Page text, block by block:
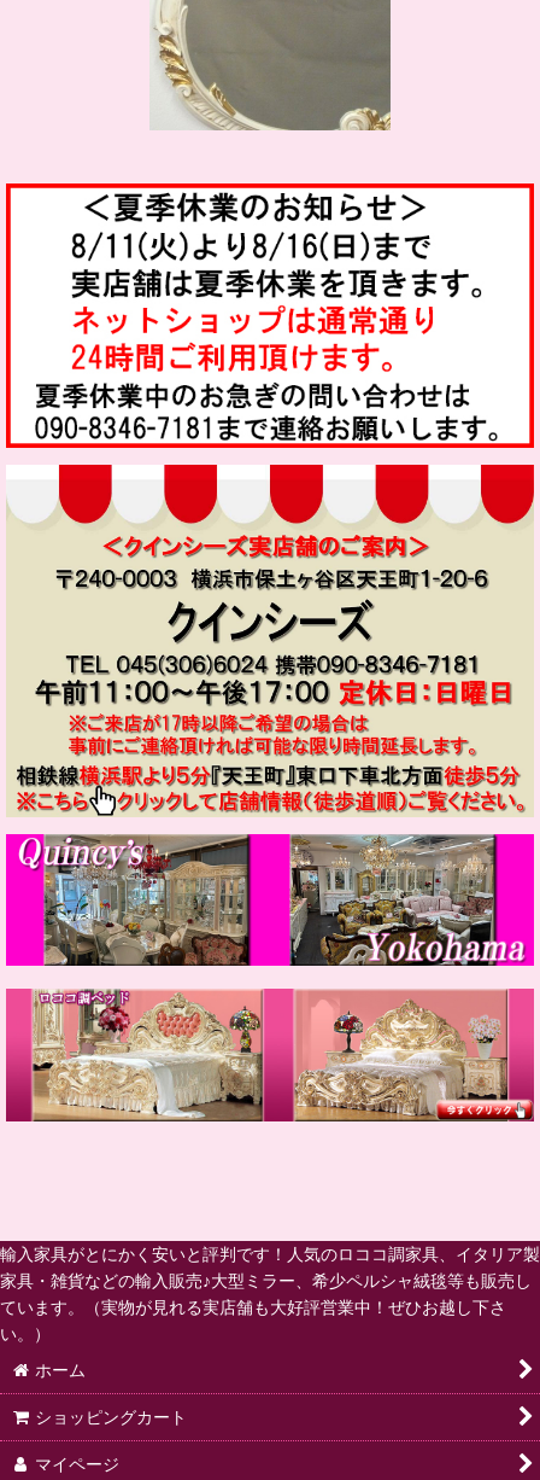
輸入家具がとにかく安いと評判です！人気のロココ調家具、イタリア製
家具・雑貨などの輸入販売♪大型ミラー、希少ペルシャ絨毯等も販売し
ています。（実物が見れる実店舗も大好評営業中！ぜひお越し下さ
い。）
ホーム
ショッピングカート
マイページ